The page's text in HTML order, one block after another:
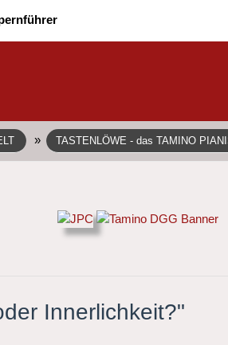
» TASTENLÖWE - das TAMINO
Innerlichkeit?"